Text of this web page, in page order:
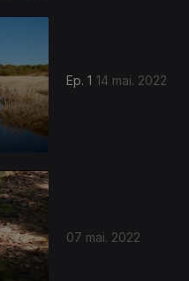
Ep. 1 14 mai. 2022
07 mai. 2022